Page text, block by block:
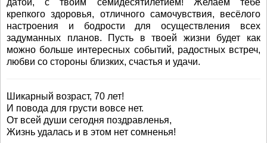
датой, с твоим семидесятилетием! Желаем тебе
крепкого здоровья, отличного самочувствия, весёлого
настроения и бодрости для осуществления всех
задуманных планов. Пусть в твоей жизни будет как
можно больше интересных событий, радостных встреч,
любви со стороны близких, счастья и удачи.
Шикарный возраст, 70 лет!
И повода для грусти вовсе нет.
От всей души сегодня поздравленья,
Жизнь удалась и в этом нет сомненья!